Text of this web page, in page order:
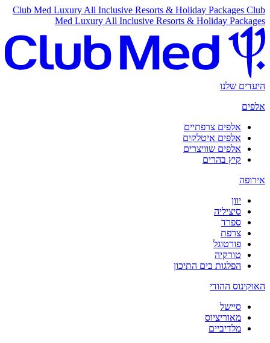
Club Med Luxury All Inclusive Resorts & Holiday Packages Club
Med Luxury All Inclusive Resorts & Holiday Packages
היעדים שלנו
אלפים
אלפים צרפתיים
אלפים איטלקים
אלפים שוויצרים
קיץ בהרים
אירופה
יוון
סיציליה
ספרד
צרפת
פורטוגל
טורקיה
הפלגות בים התיכון
האוקינוס ההודי
סיישל
מאוריציוס
מלדיביים